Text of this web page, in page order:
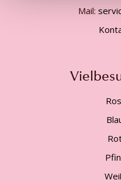
Mail: